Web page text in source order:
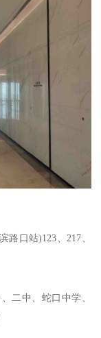
口站)123、217、
二中、蛇口中学、